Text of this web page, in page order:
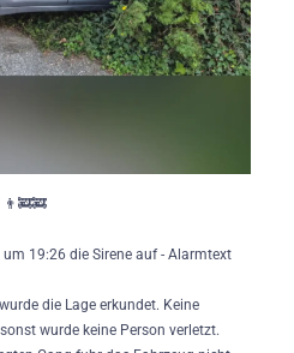
👨‍🚒🚒
19:26 die Sirene auf - Alarmtext
die Lage erkundet. Keine
wurde keine Person verletzt.